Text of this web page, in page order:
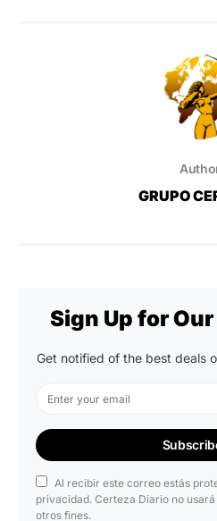
GRUPO
Sign Up for
Get notified of the best deals
Al recibir este correo estás
privacidad. Certeza Diario no
otros fines.